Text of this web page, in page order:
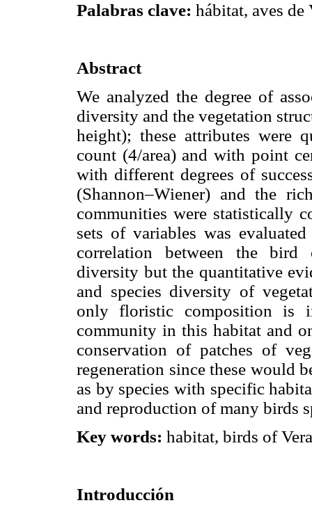
Palabras clave: hábitat, aves de
Abstract
We analyzed the degree of
diversity and the vegetation
height); these attributes were
count (4/area) and with point
with different degrees of
(Shannon–Wiener) and the
communities were statistically
sets of variables was
correlation between the bird
diversity but the quantitative
and species diversity of
only floristic composition is
community in this habitat and
conservation of patches of
regeneration since these would
as by species with specific
and reproduction of many birds
Key words: habitat, birds of
Introducción